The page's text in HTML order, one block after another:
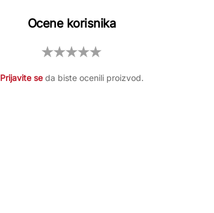
Ocene korisnika
Prijavite seda biste ocenili proizvod.